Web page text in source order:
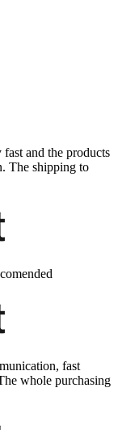
and the products
The shipping to
fast
whole purchasing